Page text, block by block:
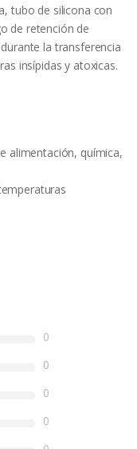
tubo de silicona con
de retención de
la transferencia
insípidas y atoxicas.
alimentación, química,
0
0
0
0